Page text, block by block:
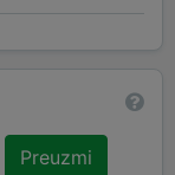
Preuzmi